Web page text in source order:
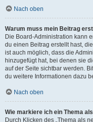
Nach oben
Warum muss mein Beitrag
Die Board-Administration kann
du einen Beitrag erstellt hast,
ist auch möglich, dass die
hinzugefügt hat, bei denen sie
auf der Seite sichtbar werden.
du weitere Informationen dazu
Nach oben
Wie markiere ich ein Thema
Durch Klicken des „Thema als